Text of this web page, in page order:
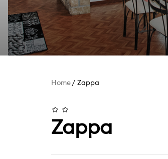
Home Zappa
Zappa